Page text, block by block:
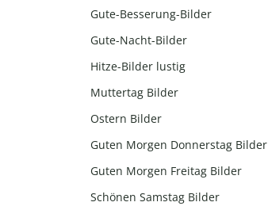
Gute-Besserung-Bilder
Gute-Nacht-Bilder
Hitze-Bilder lustig
Muttertag Bilder
Ostern Bilder
Guten Morgen Donnerstag Bilder
Guten Morgen Freitag Bilder
Schönen Samstag Bilder